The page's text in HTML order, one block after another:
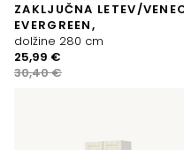
ZAKLJUČNA LETEV/
EVERGREEN,
dolžine 280 cm
30,40€
Izvirna
cena
25,99 €
Trenutna
cena